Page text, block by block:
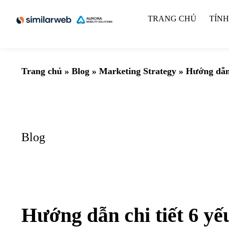
TRANG CHỦ
Trang chủ » Blog » Marketing Strategy » Hướng
Blog
Hướng dẫn chi tiết 6